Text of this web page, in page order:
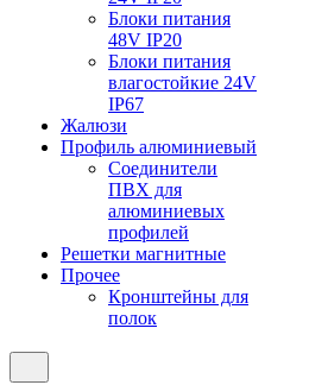
Блоки питания
48V IP20
Блоки питания
влагостойкие 24V
IP67
Жалюзи
Профиль алюминиевый
Соединители
ПВХ для
алюминиевых
профилей
Решетки магнитные
Прочее
Кронштейны для
полок